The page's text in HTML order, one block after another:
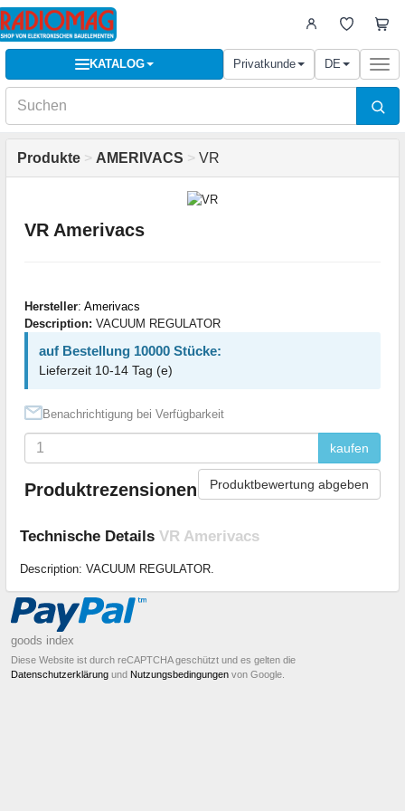
KATALOG Privatkunde DE
Produkte > AMERIVACS > VR
VR Amerivacs
Hersteller: Amerivacs
Description: VACUUM REGULATOR
auf Bestellung 10000 Stücke:
Lieferzeit 10-14 Tag (e)
Benachrichtigung bei Verfügbarkeit
kaufen
Produktrezensionen Produktbewertung abgeben
Technische Details VR Amerivacs
Description: VACUUM REGULATOR.
goods index
Diese Website ist durch reCAPTCHA geschützt und es gelten die
Datenschutzerklärung und Nutzungsbedingungen von Google.